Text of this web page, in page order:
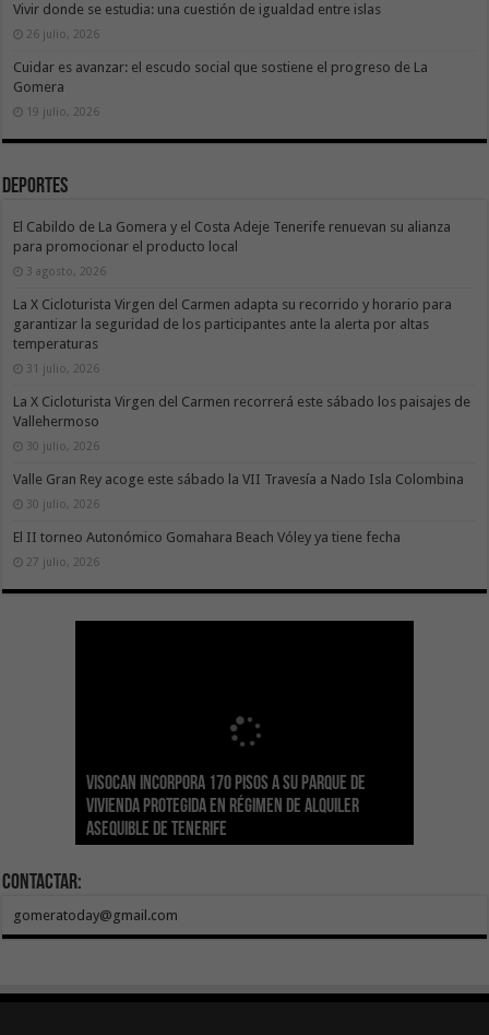
Vivir donde se estudia: una cuestión de igualdad entre islas
26 julio, 2026
Cuidar es avanzar: el escudo social que sostiene el progreso de La
Gomera
19 julio, 2026
Deportes
El Cabildo de La Gomera y el Costa Adeje Tenerife renuevan su alianza
para promocionar el producto local
3 agosto, 2026
La X Cicloturista Virgen del Carmen adapta su recorrido y horario para
garantizar la seguridad de los participantes ante la alerta por altas
temperaturas
31 julio, 2026
La X Cicloturista Virgen del Carmen recorrerá este sábado los paisajes de
Vallehermoso
30 julio, 2026
Valle Gran Rey acoge este sábado la VII Travesía a Nado Isla Colombina
30 julio, 2026
El II torneo Autonómico Gomahara Beach Vóley ya tiene fecha
27 julio, 2026
Visocan incorpora 170 pisos a su parque de
vivienda protegida en régimen de alquiler
asequible de Tenerife
Sanidad refuerza la capacidad diagnóstica de
los centros de salud con el impulso de la
ecografía clínica
El Gobierno de Canarias convoca el Concurso de
Sal Marina Agrocanarias 2026
Transición despliega un sistema fotovoltaico
autónomo en los edificios del Parque Nacional
del Teide
La ESSSCAN inicia la formación en primeros
auxilios para árbitros deportivos dentro del
Proyecto Ganar
El Gobierno de Canarias concede ayudas por
valor de 1,19M€ a las Cofradías de Pescadores
para sufragar sus gastos corrientes
Contactar:
gomeratoday@gmail.com